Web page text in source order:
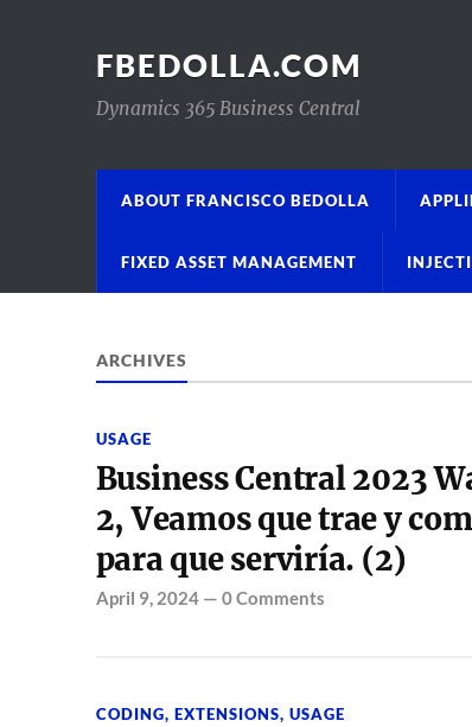
FBEDOLLA.COM
Dynamics 365 Business Central
ABOUT FRANCISCO BEDOLLA
FIXED ASSET MANAGEMENT
ARCHIVES
USAGE
Business Central 2023
2, Veamos que trae y
para que serviría. (2)
April 9, 2024— 0 Comments
CODING, EXTENSIONS, USAGE